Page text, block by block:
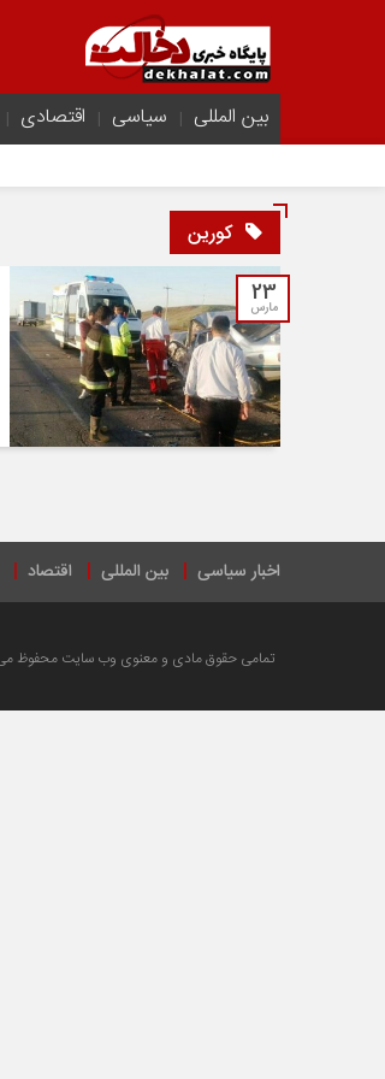
بین المللی سیاسی اقتصادی
کورین
23
مارس
اخبار سیاسی بین المللی اقتصاد
تمامی حقوق مادی و معنوی وب سایت محفوظ